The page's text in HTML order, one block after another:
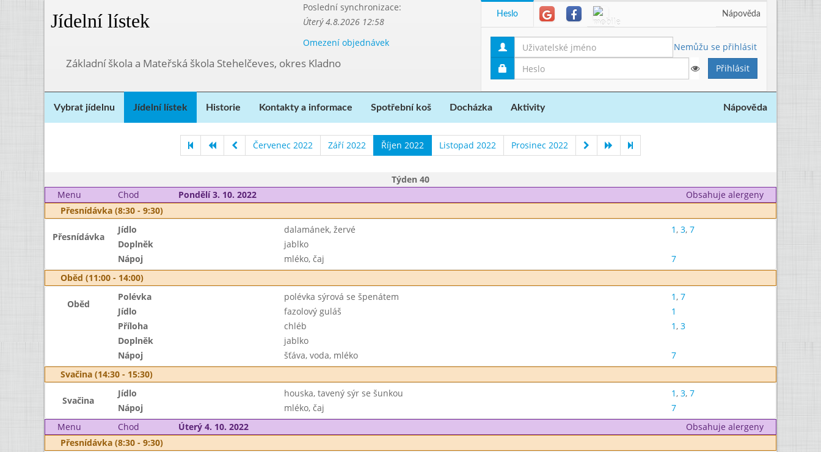
Jídelní lístek
Poslední synchronizace:
Úterý 4.8.2026 12:58
Omezení objednávek
Základní škola a Mateřská škola Stehelčeves, okres Kladno
Heslo Nápověda
Nemůžu se přihlásit
Vybrat jídelnu Jídelní lístek Historie Kontakty a informace Spotřební koš Docházka Aktivity Nápověda
Červenec 2022 Září 2022 Říjen 2022 Listopad 2022 Prosinec 2022
Týden 40
Menu
Chod Pondělí 3. 10. 2022
Obsahuje alergeny
Přesnídávka (8:30 - 9:30)
Přesnídávka
Jídlo dalamánek, žervé 1, 3, 7
Doplněk
jablko
Nápoj
mléko, čaj
7
Oběd (11:00 - 14:00)
Oběd
Polévka polévka sýrová se špenátem 1, 7
Jídlo
fazolový guláš
1
Příloha
chléb 1, 3
Doplněk
jablko
Nápoj
šťáva, voda, mléko
7
Svačina (14:30 - 15:30)
Svačina
Jídlo houska, tavený sýr se šunkou 1, 3, 7
Nápoj
mléko, čaj
7
Menu
Chod Úterý 4. 10. 2022
Obsahuje alergeny
Přesnídávka (8:30 - 9:30)